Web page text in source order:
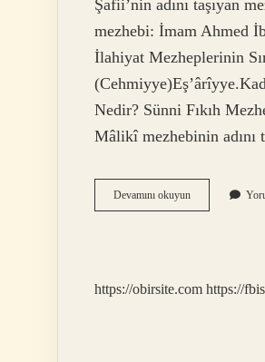
Şafii’nin adını taşıyan
mezhebi: İmam Ahmed
İlahiyat Mezheplerinin
Nedir? Sünni Fıkıh
Mâlikî mezhebinin adını
Devamını okuyunItikad
Ve
https://obirsite.com https://